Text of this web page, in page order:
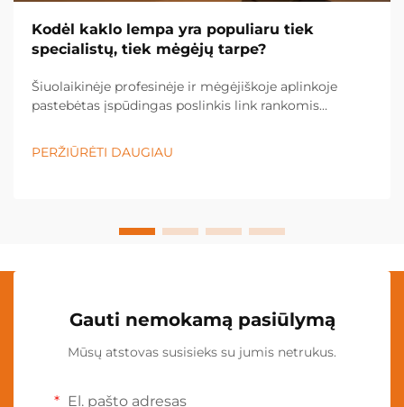
Kodėl kaklo lempa yra populiaru tiek
specialistų, tiek mėgėjų tarpe?
Šiuolaikinėje profesinėje ir mėgėjiškoje aplinkoje
pastebėtas įspūdingas poslinkis link rankomis
tapo būtina įranga įvairiose pramonės šakose ir
asmeninėse srityse. Šis inovacinis apšvietimas...
PERŽIŪRĖTI DAUGIAU
Gauti nemokamą pasiūlymą
Mūsų atstovas susisieks su jumis netrukus.
El. pašto adresas